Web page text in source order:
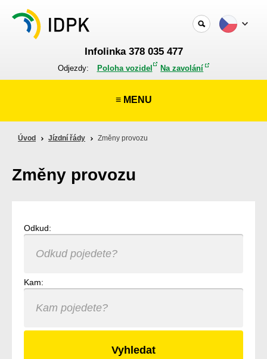
Infolinka 378 035 477
Odjezdy: Poloha vozidel Na zavolání
≡ MENU
Úvod Jízdní řády Změny provozu
Změny provozu
Odkud:
Kam: